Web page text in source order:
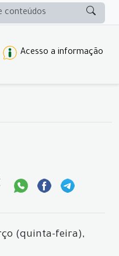
Acesso a informação
(quinta-feira),